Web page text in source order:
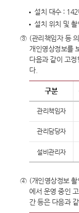
설치 대수 : 142
설치 위치 및
③ (관리책임자 등
개인영상정보를
다음과 같이 고
다.
구분
관리책임자
관리담당자
설비관리자
④ (개인영상정보
에서 운영 중인
간 등은 다음과